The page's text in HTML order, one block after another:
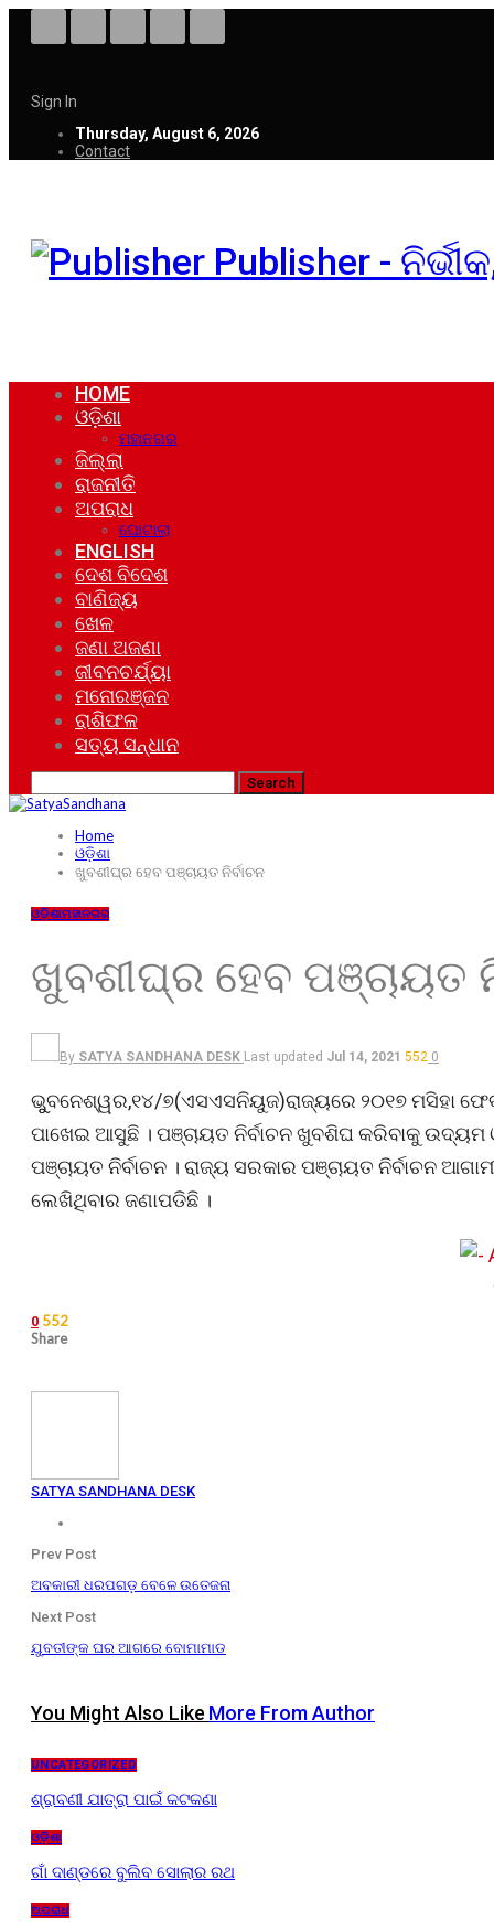
Sign In
Thursday, August 6, 2026
Contact
Publisher -
HOME
ଓଡ଼ିଶା
ମହାନଗର
ଜିଲ୍ଲା
ରାଜନୀତି
ଅପରାଧ
ଘୋଟାଲା
ENGLISH
ଦେଶ ବିଦେଶ
ବାଣିଜ୍ୟ
ଖେଳ
ଜଣା ଅଜଣା
ଜୀବନଚର୍ଯ୍ୟା
ମନୋରଞ୍ଜନ
ରାଶିଫଳ
ସତ୍ୟ ସନ୍ଧାନ
Home
ଓଡ଼ିଶା
ଖୁବଶୀଘ୍ର ହେବ ପଞ୍ଚାୟତ ନିର୍ବାଚନ
ଓଡ଼ିଶାମହାନଗର
ଖୁବଶୀଘ୍ର ହେବ ପଞ୍ଚାୟତ
By SATYA SANDHANA DESK Last updated Jul 14, 2021 552 0
ଭୁୁବନେଶ୍ୱର,୧୪/୭(ଏସଏସନିୟୁଜ)ରାଜ୍ୟରେ ୨୦୧୭ ମସିହା
ପାଖେଇ ଆସୁଛି । ପଞ୍ଚାୟତ ନିର୍ବାଚନ ଖୁବଶିଘ କରିବାକୁ
ପଞ୍ଚାୟତ ନିର୍ବାଚନ । ରାଜ୍ୟ ସରକାର ପଞ୍ଚାୟତ ନିର୍ବାଚନ
ଲେଖିଥିବାର ଜଣାପଡିଛି ।
0 552
Share
SATYA SANDHANA DESK
Prev Post
ଅବକାରୀ ଧରପଗଡ଼ ବେଳେ ଉତେଜନା
Next Post
ଯୁବତୀଙ୍କ ଘର ଆଗରେ ବୋମାମାଡ
You Might Also Like More From Author
UNCATEGORIZED
ଶ୍ରାବଣୀ ଯାତ୍ରା ପାଇଁ କଟକଣା
ଓଡ଼ିଶା
ଗାଁ ଦାଣ୍ଡରେ ବୁଲିବ ସୋଲାର ରଥ
ଅପରାଧ